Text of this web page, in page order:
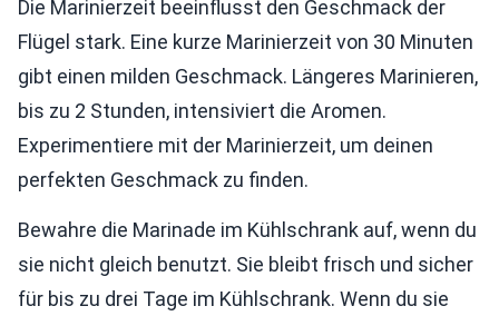
Die Marinierzeit beeinflusst den Geschmack der
Flügel stark. Eine kurze Marinierzeit von 30 Minuten
gibt einen milden Geschmack. Längeres Marinieren,
bis zu 2 Stunden, intensiviert die Aromen.
Experimentiere mit der Marinierzeit, um deinen
perfekten Geschmack zu finden.
Bewahre die Marinade im Kühlschrank auf, wenn du
sie nicht gleich benutzt. Sie bleibt frisch und sicher
für bis zu drei Tage im Kühlschrank. Wenn du sie